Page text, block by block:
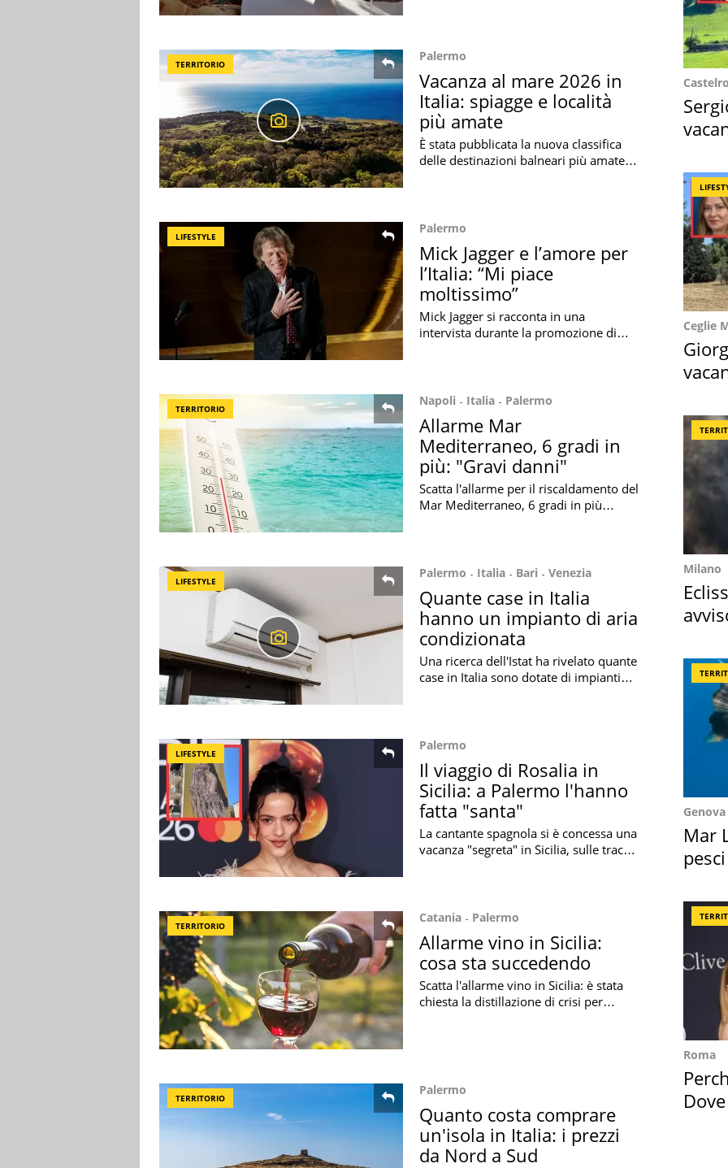
TERRITORIO
Palermo
Vacanza al mare 2026 in
Italia: spiagge e località
più amate
È stata pubblicata la nuova classifica
delle destinazioni balneari più amate in
LIFESTYLE
Palermo
Mick Jagger e l’amore per
l’Italia: “Mi piace
moltissimo”
Mick Jagger si racconta in una
intervista durante la promozione di
TERRITORIO
Napoli Italia Palermo
Allarme Mar
Mediterraneo, 6 gradi in
più: "Gravi danni"
Scatta l'allarme per il riscaldamento del
Mar Mediterraneo, 6 gradi in più
LIFESTYLE
Palermo Italia Bari Venezia
Quante case in Italia
hanno un impianto di aria
condizionata
Una ricerca dell'Istat ha rivelato quante
case in Italia sono dotate di impianti
LIFESTYLE
Palermo
Il viaggio di Rosalia in
Sicilia: a Palermo l'hanno
fatta "santa"
La cantante spagnola si è concessa una
vacanza "segreta" in Sicilia, sulle tracce
TERRITORIO
Catania Palermo
Allarme vino in Sicilia:
cosa sta succedendo
Scatta l'allarme vino in Sicilia: è stata
chiesta la distillazione di crisi per
TERRITORIO
Palermo
Quanto costa comprare
un'isola in Italia: i prezzi
da Nord a Sud
Ceglie
Milano
Genova
Mar
Roma